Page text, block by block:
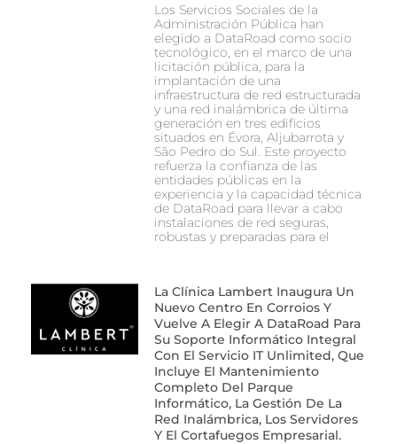
Los Servicios Sociales de la
Administración Pública han
elegido a DataRoad como socio
tecnológico, en el marco de una
licitación pública, para la
implantación de una
infraestructura de red estructurada
y una red inalámbrica de última
generación en tres edificios
situados en Évora, Aljubarrota y
São Pedro do Sul. Este proyecto
refuerza la confianza de las
entidades públicas en la
experiencia y la capacidad técnica
de DataRoad para llevar a cabo
instalaciones de red seguras,
robustas y preparadas para el
La Clínica Lambert Inaugura Un
Nuevo Centro En Corroios Y
Vuelve A Elegir A DataRoad Para
Su Soporte Informático Integral
Con El Servicio IT Unlimited, Que
Incluye El Mantenimiento
Completo Del Parque
Informático, La Gestión De La
Red Inalámbrica, Los Servidores
Y El Cortafuegos Empresarial.